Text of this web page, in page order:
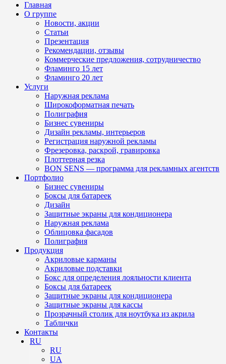
Главная
О группе
Новости, акции
Статьи
Презентация
Рекомендации, отзывы
Коммерческие предложения, сотрудничество
Фламинго 15 лет
Фламинго 20 лет
Услуги
Наружная реклама
Широкоформатная печать
Полиграфия
Бизнес сувениры
Дизайн рекламы, интерьеров
Регистрация наружной рекламы
Фрезеровка, раскрой, гравировка
Плоттерная резка
BON SENS — программа для рекламных агентств
Портфолио
Бизнес сувениры
Боксы для батареек
Дизайн
Защитные экраны для кондиционера
Наружная реклама
Облицовка фасадов
Полиграфия
Продукция
Акриловые карманы
Акриловые подставки
Бокс для определения лояльности клиента
Боксы для батареек
Защитные экраны для кондиционера
Защитные экраны для кассы
Прозрачный столик для ноутбука из акрила
Таблички
Контакты
RU
RU
UA